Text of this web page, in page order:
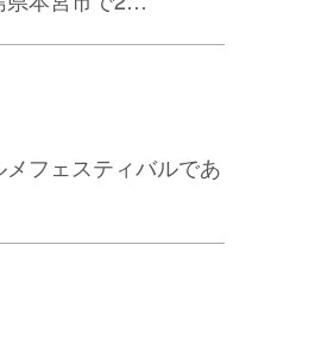
フェスティバルであ